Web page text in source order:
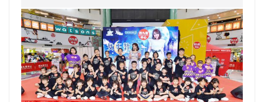
e
b
o
o
k
W
ei
b
o
s
A
p
p
h
at
er l y
Li
n
k